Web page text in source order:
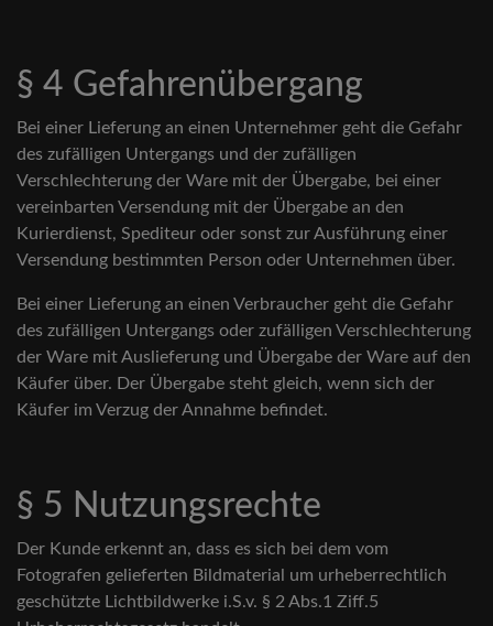
§ 4 Gefahrenübergang
Bei einer Lieferung an einen Unternehmer geht die Gefahr
des zufälligen Untergangs und der zufälligen
Verschlechterung der Ware mit der Übergabe, bei einer
vereinbarten Versendung mit der Übergabe an den
Kurierdienst, Spediteur oder sonst zur Ausführung einer
Versendung bestimmten Person oder Unternehmen über.
Bei einer Lieferung an einen Verbraucher geht die Gefahr
des zufälligen Untergangs oder zufälligen Verschlechterung
der Ware mit Auslieferung und Übergabe der Ware auf den
Käufer über. Der Übergabe steht gleich, wenn sich der
Käufer im Verzug der Annahme befindet.
§ 5 Nutzungsrechte
Der Kunde erkennt an, dass es sich bei dem vom
Fotografen gelieferten Bildmaterial um urheberrechtlich
geschützte Lichtbildwerke i.S.v. § 2 Abs.1 Ziff.5